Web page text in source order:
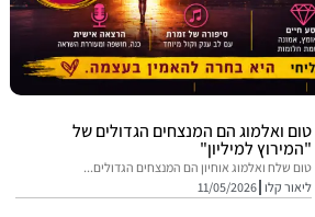
הם המנצחים הגדולים של
למיליון"
אוחיון הם המנצחים הגדולים...
11/05/2026